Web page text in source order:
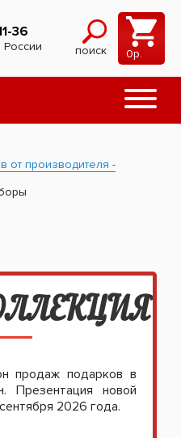
36
России поиск 0р.
от производителя -
продаж подарков в
Презентация новой
2026 года.